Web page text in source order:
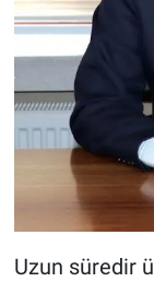
Uzun süredir